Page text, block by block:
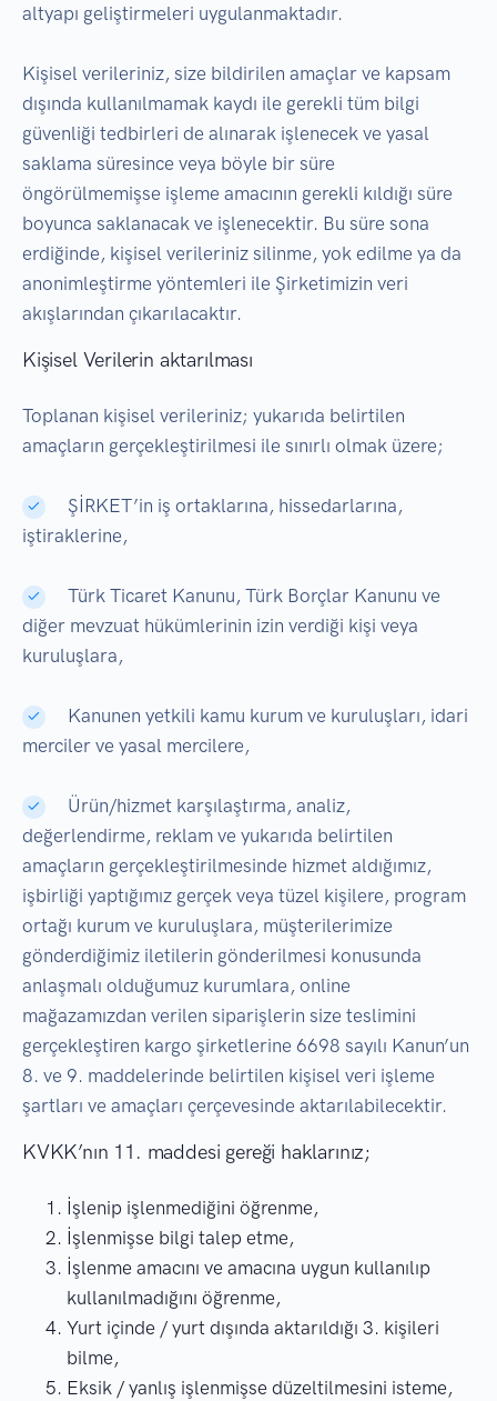
altyapı geliştirmeleri uygulanmaktadır.
Kişisel verileriniz, size bildirilen amaçlar ve kapsam
dışında kullanılmamak kaydı ile gerekli tüm bilgi
güvenliği tedbirleri de alınarak işlenecek ve yasal
saklama süresince veya böyle bir süre
öngörülmemişse işleme amacının gerekli kıldığı süre
boyunca saklanacak ve işlenecektir. Bu süre sona
erdiğinde, kişisel verileriniz silinme, yok edilme ya da
anonimleştirme yöntemleri ile Şirketimizin veri
akışlarından çıkarılacaktır.
Kişisel Verilerin aktarılması
Toplanan kişisel verileriniz; yukarıda belirtilen
amaçların gerçekleştirilmesi ile sınırlı olmak üzere;
ŞİRKET’in iş ortaklarına, hissedarlarına,
iştiraklerine,
Türk Ticaret Kanunu, Türk Borçlar Kanunu ve
diğer mevzuat hükümlerinin izin verdiği kişi veya
kuruluşlara,
Kanunen yetkili kamu kurum ve kuruluşları, idari
merciler ve yasal mercilere,
Ürün/hizmet karşılaştırma, analiz,
değerlendirme, reklam ve yukarıda belirtilen
amaçların gerçekleştirilmesinde hizmet aldığımız,
işbirliği yaptığımız gerçek veya tüzel kişilere, program
ortağı kurum ve kuruluşlara, müşterilerimize
gönderdiğimiz iletilerin gönderilmesi konusunda
anlaşmalı olduğumuz kurumlara, online
mağazamızdan verilen siparişlerin size teslimini
gerçekleştiren kargo şirketlerine 6698 sayılı Kanun’un
8. ve 9. maddelerinde belirtilen kişisel veri işleme
şartları ve amaçları çerçevesinde aktarılabilecektir.
KVKK’nın 11. maddesi gereği haklarınız;
İşlenip işlenmediğini öğrenme,
İşlenmişse bilgi talep etme,
İşlenme amacını ve amacına uygun kullanılıp
kullanılmadığını öğrenme,
Yurt içinde / yurt dışında aktarıldığı 3. kişileri
bilme,
Eksik / yanlış işlenmişse düzeltilmesini isteme,